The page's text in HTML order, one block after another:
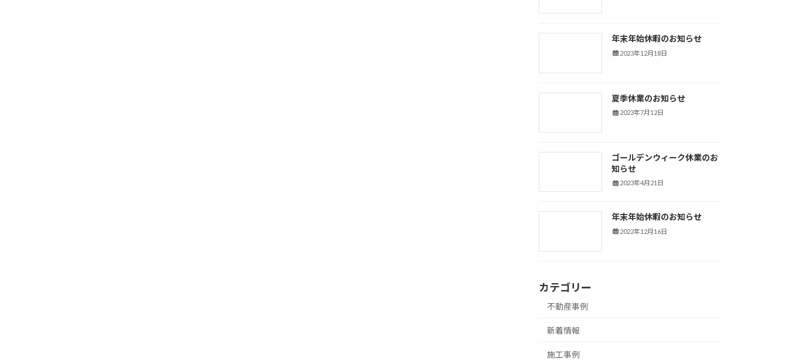
年末年始休暇のお知らせ
2023年12月18日
夏季休業のお知らせ
2023年7月12日
ゴールデンウィーク休業のお
知らせ
2023年4月21日
年末年始休暇のお知らせ
2022年12月16日
カテゴリー
不動産事例
新着情報
施工事例